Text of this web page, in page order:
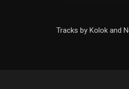
Tracks by Kolok and